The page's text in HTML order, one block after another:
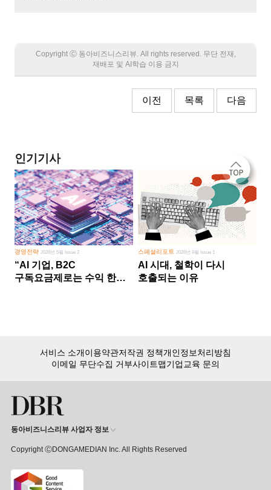
Copyright Ⓒ 동아비즈니스리뷰. All rights reserved. 무단 전재,
재배포 및 AI학습 이용 금지
이전 목록 다음
인기기사
경영전략 2026년 5월 Issue 2
“AI 기업, B2C
구독요금제로는 수익 한계
스페셜리포트 2026년 8월 Issue 1
AI 시대, 철학이 다시
호출되는 이유
15,000여 건의 DBR 콘텐츠를
서비스 소개이용약관저작권 정책개인정보처리방침
이메일 무단수집 거부사이트맵기업교육 문의
동아비즈니스리뷰 사업자 정보
Copyright ⒸDONGAMEDIAN Inc. All Rights Reserved